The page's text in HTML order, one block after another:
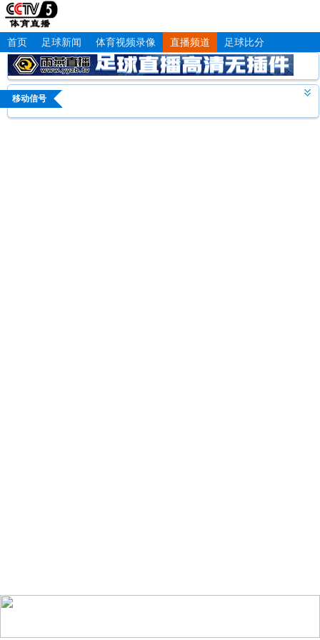
首页 足球新闻 体育视频录像 直播频道 足球比分
移动信号